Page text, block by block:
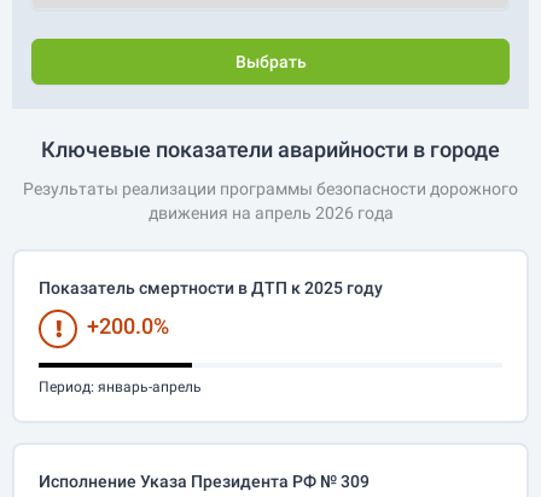
Выбрать
Ключевые показатели аварийности в городе
Результаты реализации программы безопасности дорожного
движения на апрель 2026 года
Показатель смертности в ДТП к 2025 году
+200.0%
Период: январь-апрель
Исполнение Указа Президента РФ № 309